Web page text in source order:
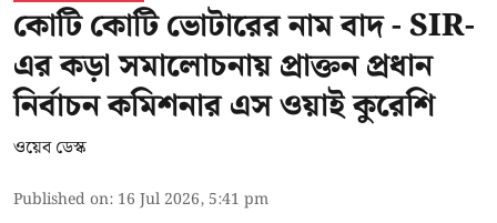
কোটি কোটি ভোটারের নাম বাদ - SIR-
এর কড়া সমালোচনায় প্রাক্তন প্রধান
নির্বাচন কমিশনার এস ওয়াই কুরেশি
ওয়েব ডেস্ক
Published on: 16 Jul 2026, 5:41 pm